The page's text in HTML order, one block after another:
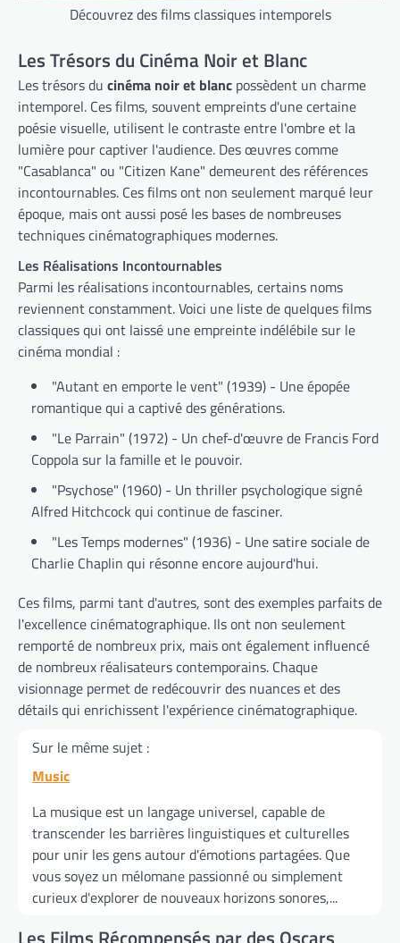
Découvrez des films classiques intemporels
Les Trésors du Cinéma Noir et Blanc
Les trésors du cinéma noir et blanc possèdent un charme
intemporel. Ces films, souvent empreints d'une certaine
poésie visuelle, utilisent le contraste entre l'ombre et la
lumière pour captiver l'audience. Des œuvres comme
"Casablanca" ou "Citizen Kane" demeurent des références
incontournables. Ces films ont non seulement marqué leur
époque, mais ont aussi posé les bases de nombreuses
techniques cinématographiques modernes.
Les Réalisations Incontournables
Parmi les réalisations incontournables, certains noms
reviennent constamment. Voici une liste de quelques films
classiques qui ont laissé une empreinte indélébile sur le
cinéma mondial :
"Autant en emporte le vent" (1939) - Une épopée
romantique qui a captivé des générations.
"Le Parrain" (1972) - Un chef-d'œuvre de Francis Ford
Coppola sur la famille et le pouvoir.
"Psychose" (1960) - Un thriller psychologique signé
Alfred Hitchcock qui continue de fasciner.
"Les Temps modernes" (1936) - Une satire sociale de
Charlie Chaplin qui résonne encore aujourd'hui.
Ces films, parmi tant d'autres, sont des exemples parfaits de
l'excellence cinématographique. Ils ont non seulement
remporté de nombreux prix, mais ont également influencé
de nombreux réalisateurs contemporains. Chaque
visionnage permet de redécouvrir des nuances et des
détails qui enrichissent l'expérience cinématographique.
Sur le même sujet :
Music
La musique est un langage universel, capable de
transcender les barrières linguistiques et culturelles
pour unir les gens autour d'émotions partagées. Que
vous soyez un mélomane passionné ou simplement
curieux d'explorer de nouveaux horizons sonores,...